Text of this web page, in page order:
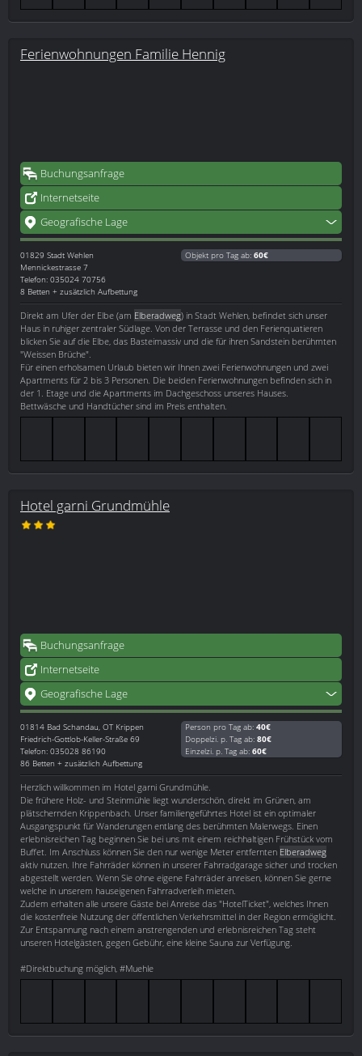
Ferienwohnungen Familie Hennig
Buchungsanfrage
Internetseite
Geografische Lage
01829 Stadt Wehlen
Mennickestrasse 7
Telefon: 035024 70756
8 Betten + zusätzlich Aufbettung
Objekt pro Tag ab: 60€
Direkt am Ufer der Elbe (am Elberadweg) in Stadt Wehlen, befindet sich unser
Haus in ruhiger zentraler Südlage. Von der Terrasse und den Ferienquatieren
blicken Sie auf die Elbe, das Basteimassiv und die für ihren Sandstein berühmten
"Weissen Brüche".
Für einen erholsamen Urlaub bieten wir Ihnen zwei Ferienwohnungen und zwei
Apartments für 2 bis 3 Personen. Die beiden Ferienwohnungen befinden sich in
der 1. Etage und die Apartments im Dachgeschoss unseres Hauses.
Bettwäsche und Handtücher sind im Preis enthalten.
Hotel garni Grundmühle
Buchungsanfrage
Internetseite
Geografische Lage
01814 Bad Schandau, OT Krippen
Friedrich-Gottlob-Keller-Straße 69
Telefon: 035028 86190
86 Betten + zusätzlich Aufbettung
Person pro Tag ab: 40€
Doppelzi. p. Tag ab: 80€
Einzelzi. p. Tag ab: 60€
Herzlich willkommen im Hotel garni Grundmühle.
Die frühere Holz- und Steinmühle liegt wunderschön, direkt im Grünen, am
plätschernden Krippenbach. Unser familiengeführtes Hotel ist ein optimaler
Ausgangspunkt für Wanderungen entlang des berühmten Malerwegs. Einen
erlebnisreichen Tag beginnen Sie bei uns mit einem reichhaltigen Frühstück vom
Buffet. Im Anschluss können Sie den nur wenige Meter entfernten Elberadweg
aktiv nutzen. Ihre Fahrräder können in unserer Fahrradgarage sicher und trocken
abgestellt werden. Wenn Sie ohne eigene Fahrräder anreisen, können Sie gerne
welche in unserem hauseigenen Fahrradverleih mieten.
Zudem erhalten alle unsere Gäste bei Anreise das "HotelTicket", welches Ihnen
die kostenfreie Nutzung der öffentlichen Verkehrsmittel in der Region ermöglicht.
Zur Entspannung nach einem anstrengenden und erlebnisreichen Tag steht
unseren Hotelgästen, gegen Gebühr, eine kleine Sauna zur Verfügung.
#Direktbuchung möglich, #Muehle